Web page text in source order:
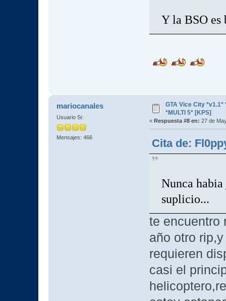
Y la BSO es
mariocanales
Usuario Sr.
Mensajes: 466
GTA Vice City *v1.1*
*MULTI 5* [KPS]
« Respuesta #8 en: 27 de
Cita de:
Nunca habia
suplicio...
te encuentro
año otro
requieren
casi el